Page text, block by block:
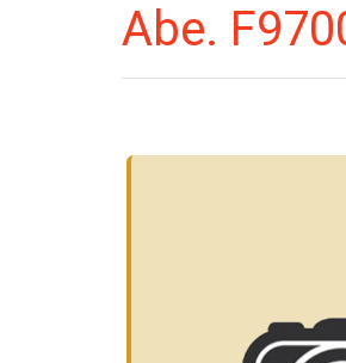
Abe.